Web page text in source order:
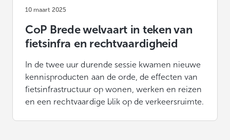
10 maart 2025
CoP Brede welvaart in teken van
fietsinfra en rechtvaardigheid
In de twee uur durende sessie kwamen nieuwe
kennisproducten aan de orde, de effecten van
fietsinfrastructuur op wonen, werken en reizen
en een rechtvaardige blik op de verkeersruimte.